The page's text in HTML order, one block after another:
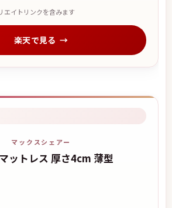
エイトリンクを含みます
楽天で見る
マックスシェアー
ットレス 厚さ4cm 薄型